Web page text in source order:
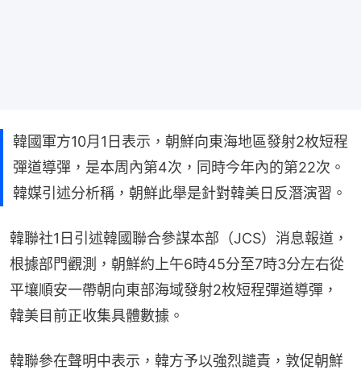
韓國軍方10月1日表示，朝鮮向東海地區發射2枚短程
彈道導彈，是本周內第4次，同時今年內的第22次。
韓媒引述分析稱，朝鮮此舉是針對韓美日反潛演習。
韓聯社1日引述韓國聯合參謀本部（JCS）消息報道，
根據部門觀測，朝鮮約上午6時45分至7時3分左右從
平壤順安一帶朝向東部海域發射2枚短程彈道導彈，
韓美目前正收集具體數據。
韓聯參在聲明中表示，韓方予以強烈譴責，敦促朝鮮